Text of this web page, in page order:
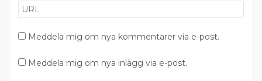
Meddela mig om nya kommentarer via e-post.
Meddela mig om nya inlägg via e-post.